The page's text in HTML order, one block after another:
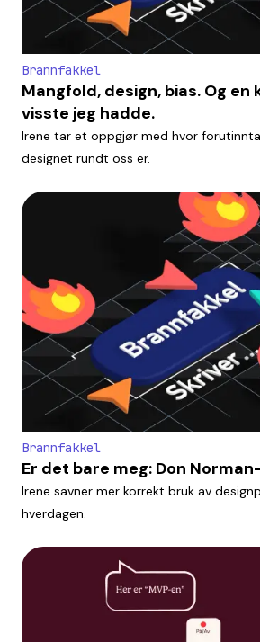
Brannfakkel
Mangfold, design, bias. Og en
visste jeg hadde.
Irene tar et oppgjør med hvor
designet rundt oss er.
Brannfakkel
Er det bare meg: Don
Irene savner mer korrekt bruk av
hverdagen.